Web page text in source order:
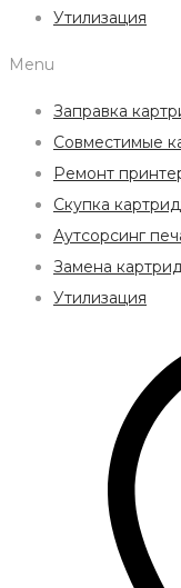
Утилизация
Menu
Заправка
Совместимые
Ремонт
Скупка
Аутсорсинг
Замена
Утилизация